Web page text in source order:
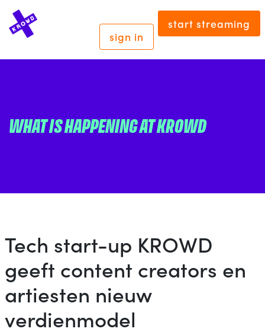
start streaming
sign in
WHAT IS HAPPENING AT KROWD
Tech start-up KROWD
geeft content creators en
artiesten nieuw
verdienmodel